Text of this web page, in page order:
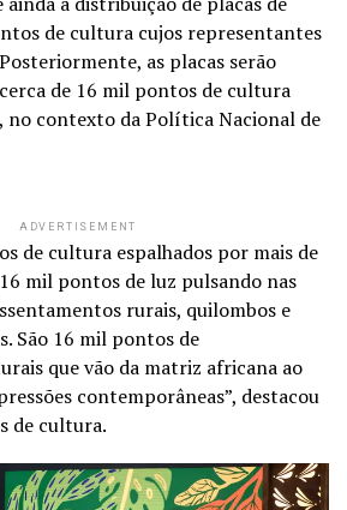
de cultura cujos representantes
as placas serão
de 16 mil pontos de cultura
no contexto da Política Nacional de
ADVERTISEMENT
de cultura espalhados por mais de
mil pontos de luz pulsando nas
rurais, quilombos e
São 16 mil pontos de
que vão da matriz africana ao
contemporâneas”, destacou
de cultura.